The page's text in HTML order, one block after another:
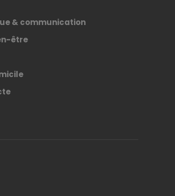
& communication
être